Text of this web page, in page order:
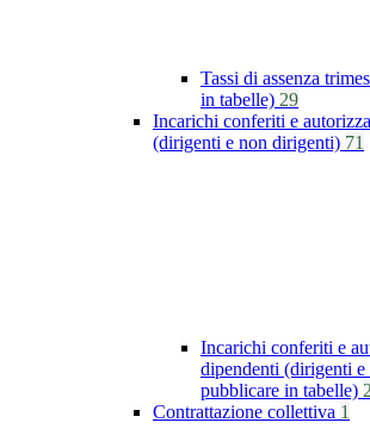
Tassi di assenza
in tabelle) 29
Incarichi conferiti e
(dirigenti e non dirigenti) 71
Incarichi conferiti e
dipendenti (dirigenti
pubblicare in tabelle)
Contrattazione collettiva 1